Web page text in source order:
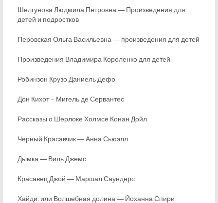
Шелгунова Людмила Петровна ― Произведения для
детей и подростков
Перовская Ольга Васильевна ― произведения для детей
Произведения Владимира Короленко для детей
Робинзон Крузо Даниель Дефо
Дон Кихот – Мигель де Сервантес
Рассказы о Шерлоке Холмсе Конан Дойл
Черный Красавчик ― Анна Сьюэлл
Дымка ― Виль Джемс
Красавец Джой ― Маршал Саундерс
Хайди, или Волшебная долина ― Йоханна Спири